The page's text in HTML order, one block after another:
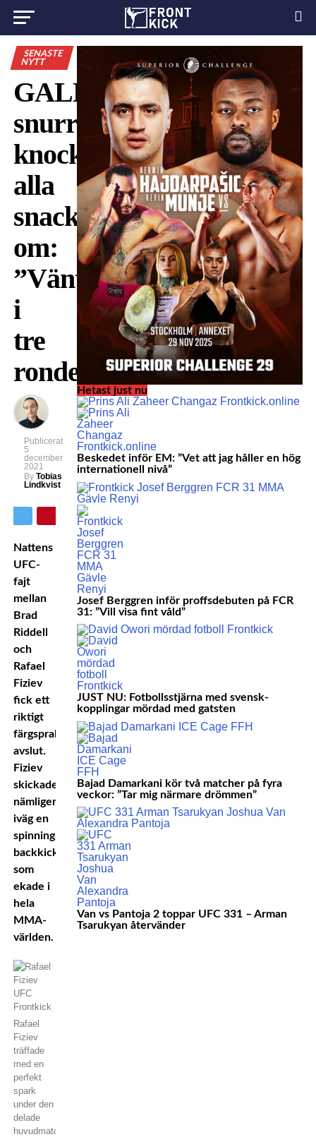
SENASTE
NYTT
GALNA
snurrsparks-
knocken
alla
snackar
om:
”Väntade
i
tre
ronder”
Publicerat
5
december
2021
By Tobias
Lindkvist
Nattens
UFC-
fajt
mellan
Brad
Riddell
och
Rafael
Fiziev
fick ett
riktigt
färgsprakande
avslut.
Fiziev
skickade
nämligen
iväg en
spinning
backkick
som
ekade i
hela
MMA-
världen.
Rafael
Fiziev
träffade
med en
perfekt
spark
under den
delade
huvudmatchen
Hetast just nu
Beskedet inför EM: ”Vet att jag håller en hög
internationell nivå”
Josef Berggren inför proffsdebuten på FCR
31: ”Vill visa fint våld”
JUST NU: Fotbollsstjärna med svensk-
kopplingar mördad med gatsten
Bajad Damarkani kör två matcher på fyra
veckor: ”Tar mig närmare drömmen”
Van vs Pantoja 2 toppar UFC 331 – Arman
Tsarukyan återvänder